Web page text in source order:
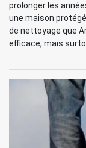
prolonger les
une maison
de nettoyage que
efficace, mais